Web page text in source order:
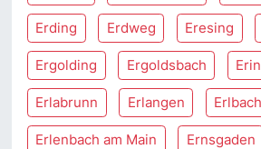
Erding Erdweg Eresing
Ergolding Ergoldsbach
Erlabrunn Erlangen Erlbach
Erlenbach am Main Ernsgaden